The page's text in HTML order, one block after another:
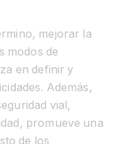
mejorar la
modos de
en definir y
Además,
vial,
promueve una
de los